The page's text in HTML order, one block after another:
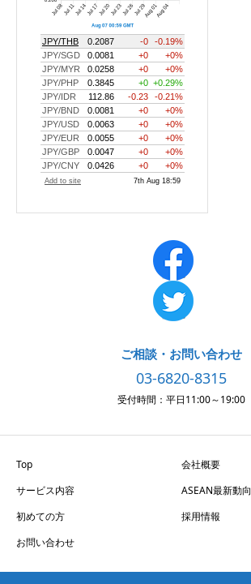
ご相談・お問い合わせ
03-6820-8315
受付時間：平日11:00～19:00
Top
会社概要
サービス内容
ASEAN最新動向
初めての方
採用情報
お問い合わせ